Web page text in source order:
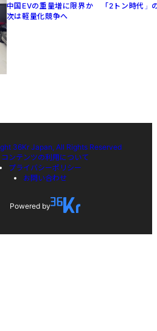
中国EVの重量増に限界か 「2トン時代」
次は軽量化競争へ
36Kr Japan, All Rights Reserved
コンテンツの利用について
プライバシーポリシー
お問い合わせ
Powered by